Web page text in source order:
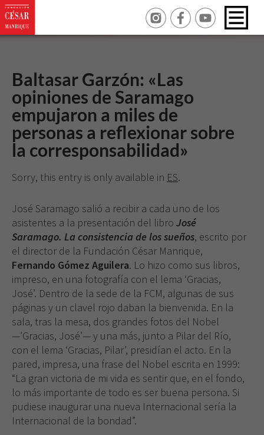
Baltasar Garzón: «Las
opiniones de Saramago
empujaron a miles de
personas a reflexionar sobre
la corresponsabilidad»
Sorry, this entry is only available in ES.
José Saramago salió a recibir a cada uno de los
asistentes a la presentación del libro José
Saramago. La consistencia de los sueños, escrito por
el director de la Fundación César Manrique,
Fernando Gómez Aguilera. Lo hizo como sus libros,
impreso, en una fotografía con el lema ‘Gracias,
José’. Dentro de la sede de la FCM, algunas de sus
páginas y un clavel rojo daban la bienvenida. En la
sala, tras la mesa, dos grandes fotos del Nobel
—’Gracias, José’— y una más, junto a Pilar del Río,
con el lema ‘Gracias, Pilar’, presidían el acto. En la
pared, impresa, una frase del Nobel escrita en 1999:
“La gran victoria de mi vida es sentir que, en el fondo,
lo más importante de todo es ser buena persona. Si
pudiese inaugurar una nueva Internacional sería la
Internacional de la bondad”.